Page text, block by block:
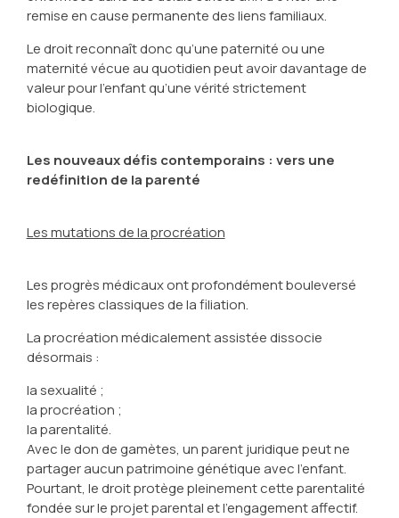
remise en cause permanente des liens familiaux.
Le droit reconnaît donc qu’une paternité ou une
maternité vécue au quotidien peut avoir davantage de
valeur pour l’enfant qu’une vérité strictement
biologique.
Les nouveaux défis contemporains : vers une
redéfinition de la parenté
Les mutations de la procréation
Les progrès médicaux ont profondément bouleversé
les repères classiques de la filiation.
La procréation médicalement assistée dissocie
désormais :
la sexualité ;
la procréation ;
la parentalité.
Avec le don de gamètes, un parent juridique peut ne
partager aucun patrimoine génétique avec l’enfant.
Pourtant, le droit protège pleinement cette parentalité
fondée sur le projet parental et l’engagement affectif.